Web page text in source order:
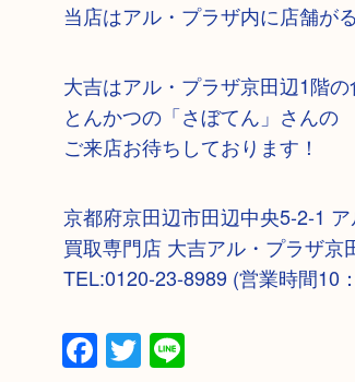
当店はアル・プラザ内に店舗が
大吉はアル・プラザ京
とんかつの「さぼてん」さ
ご来店お待ちしております！
京都府京田辺市田辺中央5-2-1
買取専門店 大吉アル・プラザ京
TEL:0120-23-8989 (営業時間10
Facebook
Twitter
Line